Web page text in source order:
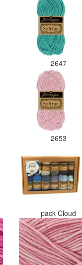
2647
2653
pack Cloud